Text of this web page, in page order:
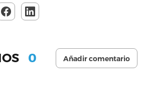
0 Añadir comentario